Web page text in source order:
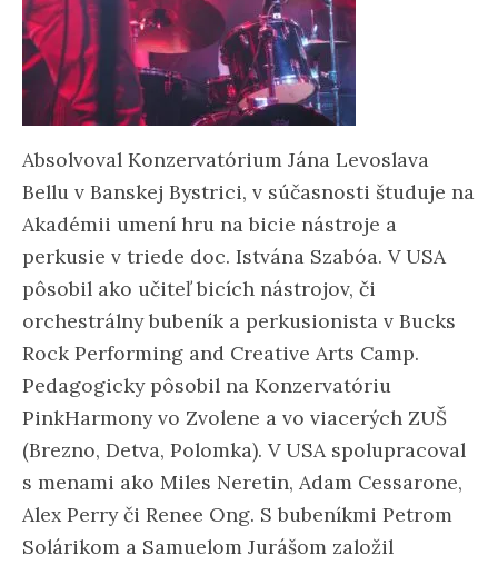
Absolvoval Konzervatórium Jána Levoslava
Bellu v Banskej Bystrici, v súčasnosti študuje na
Akadémii umení hru na bicie nástroje a
perkusie v triede doc. Istvána Szabóa. V USA
pôsobil ako učiteľ bicích nástrojov, či
orchestrálny bubeník a perkusionista v Bucks
Rock Performing and Creative Arts Camp.
Pedagogicky pôsobil na Konzervatóriu
PinkHarmony vo Zvolene a vo viacerých ZUŠ
(Brezno, Detva, Polomka). V USA spolupracoval
s menami ako Miles Neretin, Adam Cessarone,
Alex Perry či Renee Ong. S bubeníkmi Petrom
Solárikom a Samuelom Jurášom založil